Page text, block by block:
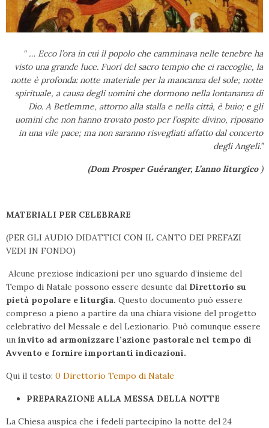
“ … Ecco l’ora in cui il popolo che camminava nelle tenebre ha
visto una grande luce. Fuori del sacro tempio che ci raccoglie, la
notte è profonda: notte materiale per la mancanza del sole; notte
spirituale, a causa degli uomini che dormono nella lontananza di
Dio. A Betlemme, attorno alla stalla e nella città, è buio; e gli
uomini che non hanno trovato posto per l’ospite divino, riposano
in una vile pace; ma non saranno risvegliati affatto dal concerto
degli Angeli.”
(Dom Prosper Guéranger, L’anno liturgico)
MATERIALI PER CELEBRARE
(PER GLI AUDIO DIDATTICI CON IL CANTO DEI PREFAZI
VEDI IN FONDO)
Alcune preziose indicazioni per uno sguardo d’insieme del
Tempo di Natale possono essere desunte dal Direttorio su
pietà popolare e liturgia. Questo documento può essere
compreso a pieno a partire da una chiara visione del progetto
celebrativo del Messale e del Lezionario. Può comunque essere
un invito ad armonizzare l’azione pastorale nel tempo di
Avvento e fornire importanti indicazioni.
Qui il testo: 0 Direttorio Tempo di Natale
PREPARAZIONE ALLA MESSA DELLA NOTTE
La Chiesa auspica che i fedeli partecipino la notte del 24